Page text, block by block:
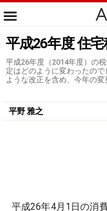
平成26年度 住
平成26年度（2014年度）の
定はどのように変わったの
ような改正を含め、今年の変
平野 雅之
平成26年4月1日の消